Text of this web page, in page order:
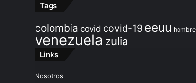
Tags
colombia covid covid-19 eeuu hombre
venezuela zulia
Links
Nosotros